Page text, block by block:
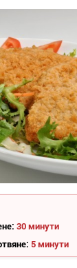
30 минути
5 минути